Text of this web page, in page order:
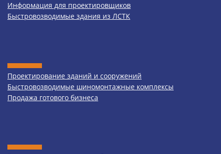
Информация для проектировщиков
Быстровозводимые здания из ЛСТК
Проектирование зданий и сооружений
Быстровозводимые шиномонтажные комплексы
Продажа готового бизнеса